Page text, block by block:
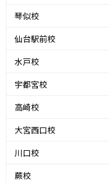
琴似校
仙台駅前校
水戸校
宇都宮校
高崎校
大宮西口校
川口校
蕨校